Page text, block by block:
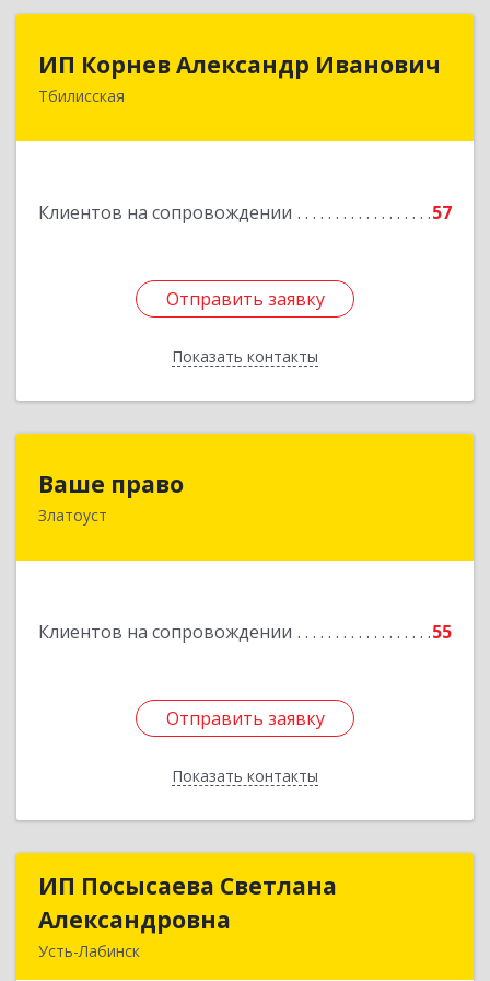
ИП Корнев Александр Иванович
Тбилисская
Клиентов на сопровождении 57
Отправить заявку
Показать контакты
352360, Краснодарский край, Тбилисский р-н,
Отправить заявку
Назад
Ваше право
Златоуст
Клиентов на сопровождении 55
Отправить заявку
Показать контакты
Отправить заявку
Назад
ИП Посысаева Светлана
Александровна
Усть-Лабинск
ИП Посысаева Светлана